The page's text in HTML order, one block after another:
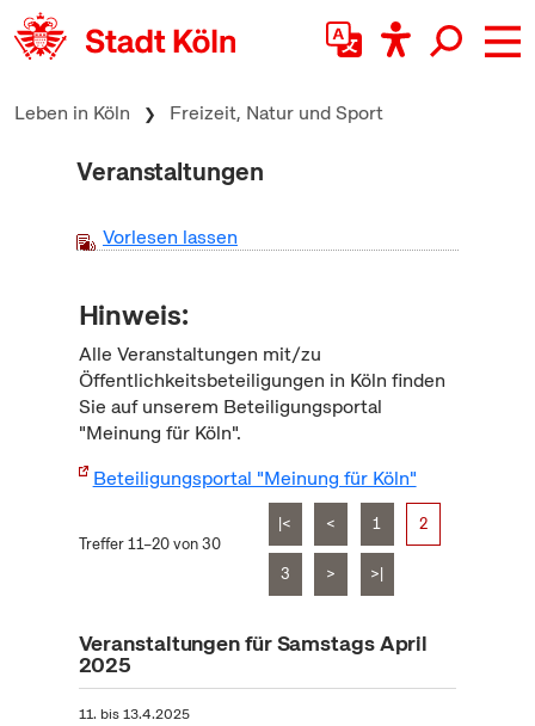
zum Inhalt springen
Leben in Köln Freizeit, Natur und Sport
Veranstaltungen
Vorlesen lassen
Hinweis:
Alle Veranstaltungen mit/zu
Öffentlichkeitsbeteiligungen in Köln finden
Sie auf unserem Beteiligungsportal
"Meinung für Köln".
Beteiligungsportal "Meinung für Köln"
Treffer 11–20 von 30
|< < 1 2
3 > >|
Veranstaltungen für Samstags April
2025
11. bis13.4.2025